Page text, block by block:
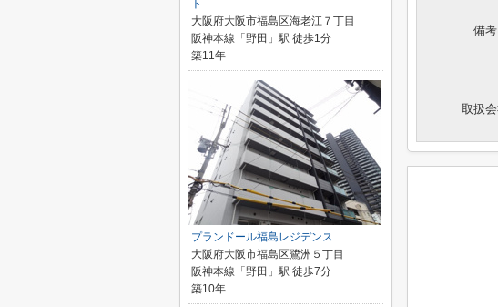
備考
取扱
ト
大阪府大阪市福島区海老江７丁目
阪神本線「野田」駅 徒歩1分
築11年
プランドール福島レジデンス
大阪府大阪市福島区鷺洲５丁目
阪神本線「野田」駅 徒歩7分
築10年